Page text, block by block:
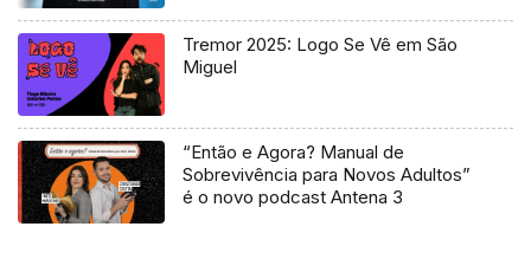
Tremor 2025: Logo Se Vê em São
Miguel
“Então e Agora? Manual de
Sobrevivência para Novos Adultos”
é o novo podcast Antena 3